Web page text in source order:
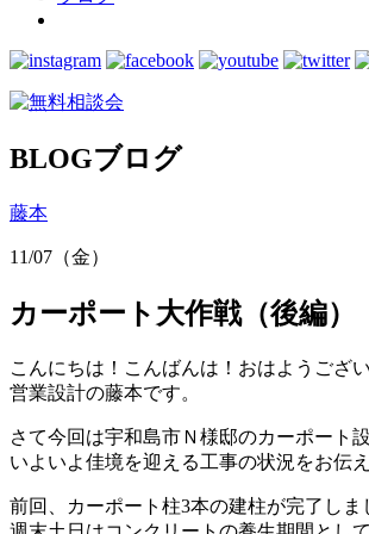
BLOGブログ
藤本
11/07（金）
カーポート大作戦（後編）
こんにちは！こんばんは！おはようござい
営業設計の藤本です。
さて今回は宇和島市Ｎ様邸のカーポート
いよいよ佳境を迎える工事の状況をお伝
前回、カーポート柱3本の建柱が完了しま